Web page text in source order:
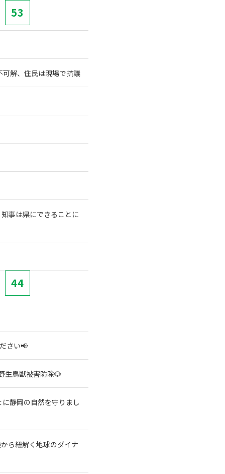
53
解、住民は現場で抗議
事は県にできることに
44
さい📢
生鳥獣被害防除🐶
静岡の自然を守りまし
ら紐解く地球のダイナ